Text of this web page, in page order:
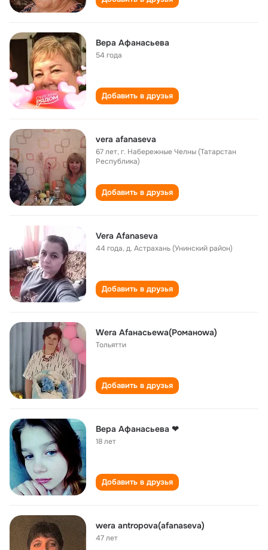
Вера Афанасьева
54 года
Добавить в друзья
vera afanaseva
67 лет,г. Набережные Челны (Татарстан
Республика)
Добавить в друзья
Vera Afanaseva
44 года,д. Астрахань (Унинский район)
Добавить в друзья
Wеra Аfанасьеwа(Романоwа)
Тольятти
Добавить в друзья
Вера Афанасьева ❤
18 лет
Добавить в друзья
wera antropova(afanaseva)
47 лет